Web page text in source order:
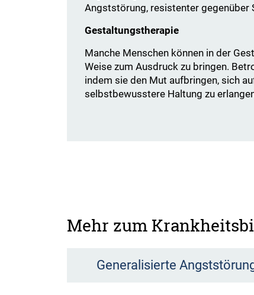
Angststörung, resistenter gegenüber
Gestaltungstherapie
Manche Menschen können in der
Weise zum Ausdruck zu bringen.
indem sie den Mut aufbringen, sich
selbstbewusstere Haltung zu
Mehr zum
Generalisierte